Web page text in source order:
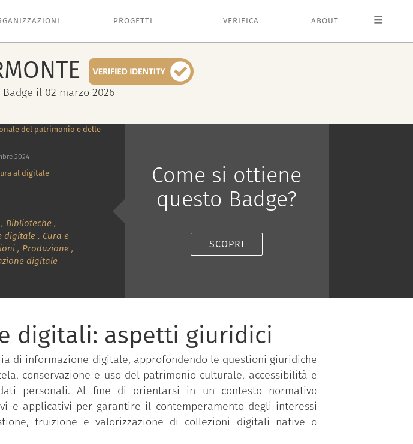
PROGETTI VERIFICA ABOUT
il 02 marzo 2026
del patrimonio e delle
2024
al digitale
, Biblioteche ,
digitale , Cura e
, Produzione ,
digitale
Come si ottiene
questo Badge?
SCOPRI
digitali: aspetti giuridici
di informazione digitale, approfondendo le questioni giuridiche
conservazione e uso del patrimonio culturale, accessibilità e
personali. Al fine di orientarsi in un contesto normativo
e applicativi per garantire il contemperamento degli interessi
fruizione e valorizzazione di collezioni digitali native o